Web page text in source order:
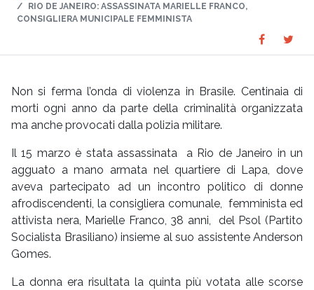
RIO DE JANEIRO: ASSASSINATA MARIELLE FRANCO,
CONSIGLIERA MUNICIPALE FEMMINISTA
Share
on
on
Non si ferma l’onda di violenza in Brasile. Centinaia di
morti ogni anno da parte della criminalità organizzata
ma anche provocati dalla polizia militare.
Il 15 marzo è stata assassinata a Rio de Janeiro in un
agguato a mano armata nel quartiere di Lapa, dove
aveva partecipato ad un incontro politico di donne
afrodiscendenti, la consigliera comunale, femminista ed
attivista nera, Marielle Franco, 38 anni, del Psol (Partito
Socialista Brasiliano) insieme al suo assistente Anderson
Gomes.
La donna era risultata la quinta più votata alle scorse